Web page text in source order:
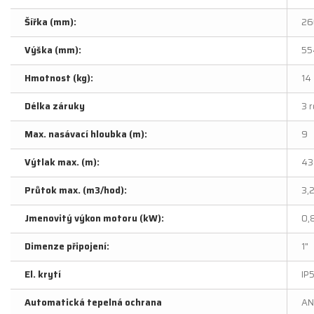
Šířka (mm):
Výška (mm):
Hmotnost (kg):
14
Délka záruky
3
Max. nasávací hloubka (m):
9
Výtlak max. (m):
43
Průtok max. (m3/hod):
3,2
Jmenovitý výkon motoru (kW):
Dimenze připojení:
1"
El. krytí
Automatická tepelná ochrana